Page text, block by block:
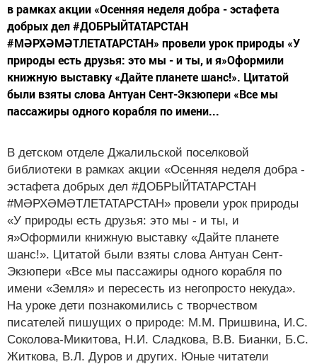
в рамках акции «Осенняя неделя добра - эстафета
добрых дел #ДОБРЫЙТАТАРСТАН
#МӘРХӘМӘТЛЕТАТАРСТАН» провели урок природы «У
природы есть друзья: это мы - и ты, и я»Оформили
книжную выставку «Дайте планете шанс!». Цитатой
были взяты слова Антуан Сент-Экзюпери «Все мы
пассажиры одного корабля по имени...
В детском отделе Джалильской поселковой
библиотеки в рамках акции «Осенняя неделя добра -
эстафета добрых дел #ДОБРЫЙТАТАРСТАН
#МӘРХӘМӘТЛЕТАТАРСТАН» провели урок природы
«У природы есть друзья: это мы - и ты, и
я»Оформили книжную выставку «Дайте планете
шанс!». Цитатой были взяты слова Антуан Сент-
Экзюпери «Все мы пассажиры одного корабля по
имени «Земля» и пересесть из негопросто некуда».
На уроке дети познакомились с творчеством
писателей пишущих о природе: М.М. Пришвина, И.С.
Соколова-Микитова, Н.И. Сладкова, В.В. Бианки, Б.С.
Житкова, В.Л. Дуров и других. Юные читатели